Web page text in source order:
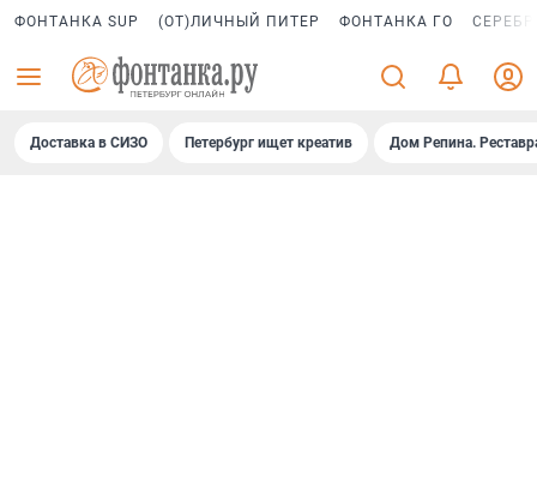
ФОНТАНКА SUP (ОТ)ЛИЧНЫЙ ПИТЕР ФОНТАНКА ГО
Доставка в СИЗО Петербург ищет креатив Дом Репина.